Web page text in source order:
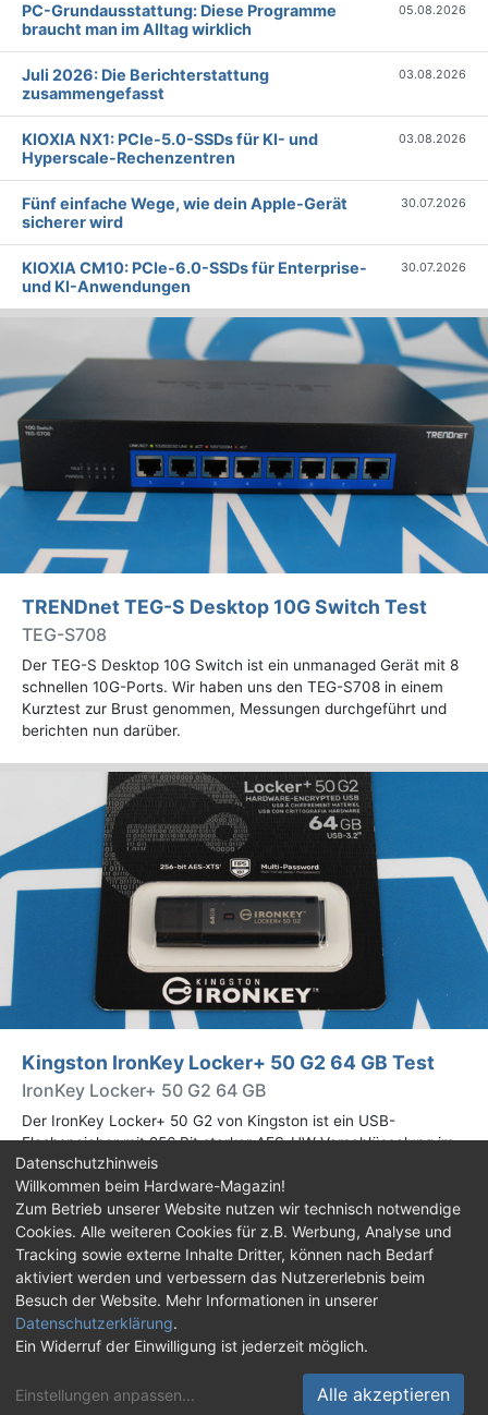
PC-Grundausstattung: Diese Programme
braucht man im Alltag wirklich
05.08.2026
Juli 2026: Die Bericht­erstattung
zusammengefasst
03.08.2026
KIOXIA NX1: PCIe-5.0-SSDs für KI- und
Hyperscale-Rechenzentren
03.08.2026
Fünf einfache Wege, wie dein Apple-Gerät
sicherer wird
30.07.2026
KIOXIA CM10: PCIe-6.0-SSDs für Enterprise-
und KI-Anwendungen
30.07.2026
TRENDnet TEG-S Desktop 10G Switch Test
TEG-S708
Der TEG-S Desktop 10G Switch ist ein unmanaged Gerät mit 8
schnellen 10G-Ports. Wir haben uns den TEG-S708 in einem
Kurztest zur Brust genommen, Messungen durchgeführt und
berichten nun darüber.
Kingston IronKey Locker+ 50 G2 64 GB Test
IronKey Locker+ 50 G2 64 GB
Der IronKey Locker+ 50 G2 von Kingston ist ein USB-
Flashspeicher mit 256 Bit starker AES-HW-Verschlüsselung im
XTS-Modus. Wir haben das 64-GB-Modell im Praxistest
genauer begutachtet.
Impressum| Kontakt |Jobs |Datenschutz |
Consent‑Einstellungen |Haftungsausschluss
Feed Facebook
Twitch
Discord
© Copyright 2001 - 2026 Hardware-Magazin
Datenschutzhinweis
Willkommen beim Hardware-Magazin!
Zum Betrieb unserer Website nutzen wir technisch notwendige
Cookies. Alle weiteren Cookies für z.B. Werbung, Analyse und
Tracking sowie externe Inhalte Dritter, können nach Bedarf
aktiviert werden und verbessern das Nutzererlebnis beim
Besuch der Website. Mehr Informationen in unserer
Datenschutzerklärung.
Ein Widerruf der Einwilligung ist jederzeit möglich.
Einstellungen anpassen... Alle akzeptieren